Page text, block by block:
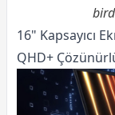
16" Kapsayıcı
QHD+